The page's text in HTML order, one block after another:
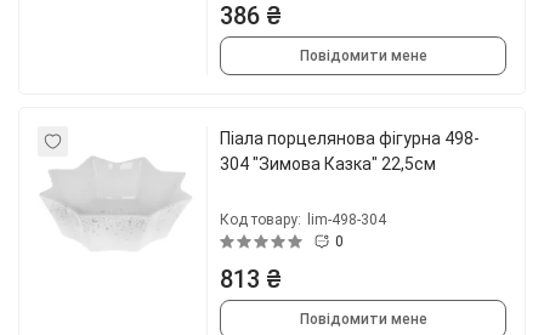
386 ₴
Повідомити мене
Піала порцелянова фігурна 498-
304 "Зимова Казка" 22,5см
Код товару:
lim-498-304
0
813 ₴
Повідомити мене